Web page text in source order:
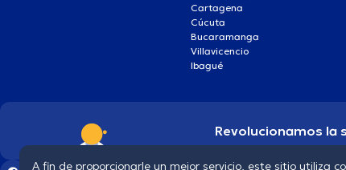
Cartagena
Cúcuta
Bucaramanga
Villavicencio
Ibagué
Revolucionamos la
A fin de proporcionarle un mejor servicio, este sitio utiliza